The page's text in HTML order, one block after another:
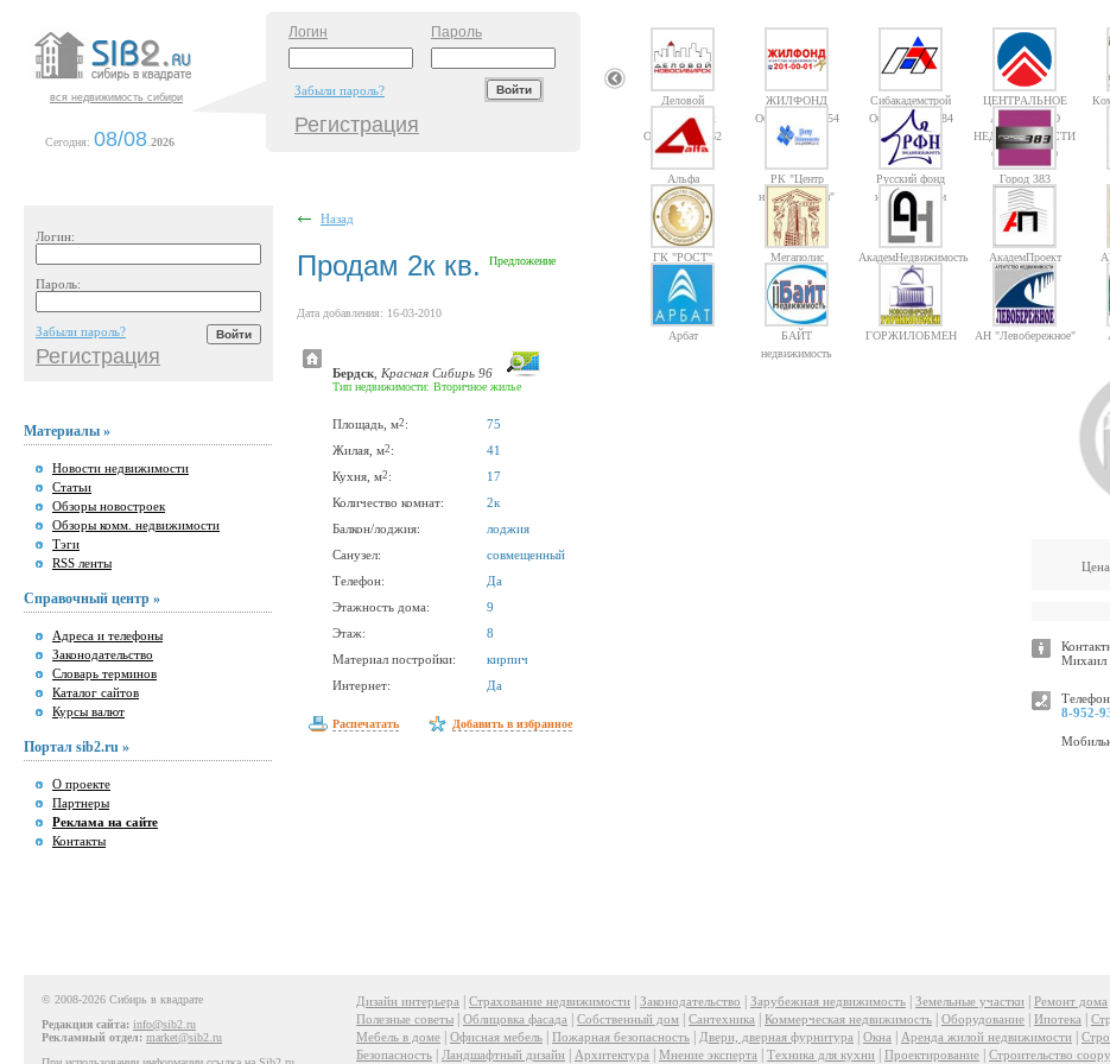
вся недвижимость сибири
Сегодня: 08/08 2026
Логин Пароль
Забыли пароль?
Регистрация
Деловой
Новосибирск
Объектов: 1362
ЖИЛФОНД
Объектов: 14754
Сибакадемстрой
Объектов: 10084
ЦЕНТРАЛЬНОЕ
АГЕНТСТВО
НЕДВИЖИМОСТИ
Объектов: 10
Альфа
РК "Центр
недвижимости"
Русский фонд
недвижимости
Город 383
ГК "РОСТ" Мегаполис АкадемНедвижимость АкадемПроект
Арбат
БАЙТ
недвижимость
ГОРЖИЛОБМЕН АН "Левобережное"
Логин:
Пароль:
Забыли пароль?
Регистрация
Материалы »
Новости недвижимости
Статьи
Обзоры новостроек
Обзоры комм. недвижимости
Тэги
RSS ленты
Справочный центр »
Адреса и телефоны
Законодательство
Словарь терминов
Каталог сайтов
Курсы валют
Портал sib2.ru »
О проекте
Партнеры
Реклама на сайте
Контакты
Назад
Продам 2к кв. Предложение
Дата добавления: 16-03-2010
Бердск Красная Сибирь 96
Тип недвижимости: Вторичное жилье
Площадь, м2 :
75
Жилая, м2 :
41
Кухня, м2 :
17
Количество комнат:
2к
Балкон/лоджия:
лоджия
Санузел:
совмещенный
Телефон:
Да
Этажность дома:
9
Этаж:
8
Материал постройки:
кирпич
Интернет:
Да
Распечатать Добавить в избранное
Михаил
8-952-
© 2008-2026 Сибирь в квадрате
Редакция сайта: info@sib2.ru
Рекламный отдел: market@sib2.ru
Дизайн интерьера Страхование недвижимости Законодательство Зарубежная недвижимость Земельные участки Ремонт дома
Полезные советы
Облицовка фасада Собственный дом Сантехника Коммерческая недвижимость Оборудование Ипотека
Мебель в доме
Офисная мебель Пожарная безопасность Двери, дверная фурнитура Окна Аренда жилой недвижимости
Безопасность
Ландшафтный дизайн Архитектура Мнение эксперта Техника для кухни Проектирование Строительство